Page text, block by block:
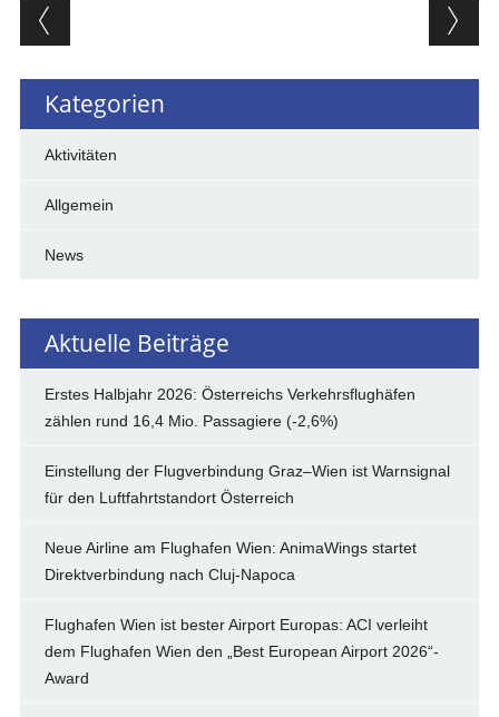
Beitragsnavigation
Kategorien
Aktivitäten
Allgemein
News
Aktuelle Beiträge
Erstes Halbjahr 2026: Österreichs Verkehrsflughäfen
zählen rund 16,4 Mio. Passagiere (-2,6%)
Einstellung der Flugverbindung Graz–Wien ist Warnsignal
für den Luftfahrtstandort Österreich
Neue Airline am Flughafen Wien: AnimaWings startet
Direktverbindung nach Cluj-Napoca
Flughafen Wien ist bester Airport Europas: ACI verleiht
dem Flughafen Wien den „Best European Airport 2026“-
Award